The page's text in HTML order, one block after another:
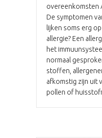
overeenkomsten
De symptomen
lijken soms erg
allergie? Een
het
normaal
stoffen,
afkomstig zijn uit
pollen of